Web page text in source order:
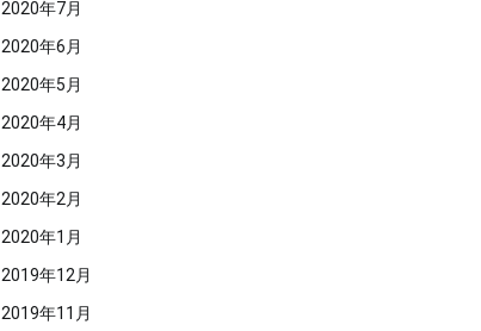
2020年7月
2020年6月
2020年5月
2020年4月
2020年3月
2020年2月
2020年1月
2019年12月
2019年11月